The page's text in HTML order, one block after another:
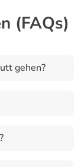
(FAQs)
gehen?